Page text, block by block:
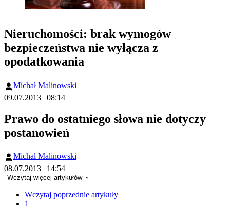
Nieruchomości: brak wymogów
bezpieczeństwa nie wyłącza z
opodatkowania
Michał Malinowski
09.07.2013 | 08:14
Prawo do ostatniego słowa nie dotyczy
postanowień
Michał Malinowski
08.07.2013 | 14:54
Wczytaj więcej artykułów
Wczytaj poprzednie artykuły
1